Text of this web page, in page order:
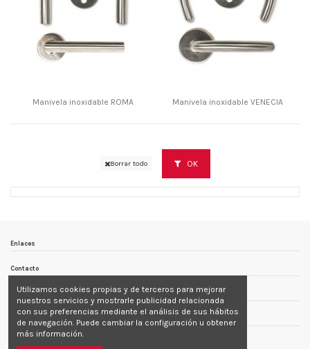
Manivela inoxidable ROMA Manivela inoxidable VENECIA
Borrar todo OK
Enlaces
Contacto
Follow us
Newsletter
Utilizamos cookies propias y de terceros para mejorar
nuestros servicios y mostrarle publicidad relacionada
con sus preferencias mediante el análisis de sus hábitos
de navegación. Puede cambiar la configuración u obtener
más información.